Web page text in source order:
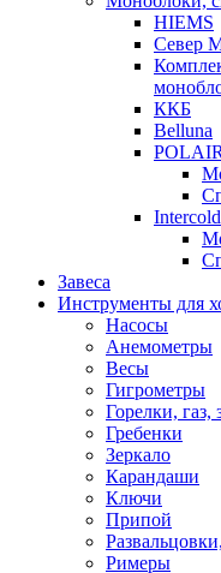
HIEMS
Север
ККБ
Belluna
Intercold
Завеса
Инструменты для
Насосы
Анемометры
Весы
Гигрометры
Горелки,
Гребенки
Зеркало
Карандаши
Ключи
Припой
Римеры